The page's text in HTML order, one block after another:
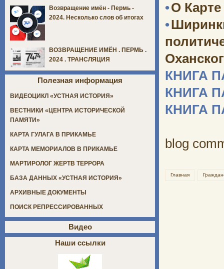
•О
•
КНИГА
КНИГА
КНИГА
blog
Главная
Возвращение имён - Пермь -
2024. Несколько слов об итогах
ВОЗВРАЩЕНИЕ ИМЁН . ПЕРМЬ .
2024 . ТРАНСЛЯЦИЯ
Полезная информация
ВИДЕОЦИКЛ «УСТНАЯ ИСТОРИЯ»
ВЕСТНИКИ «ЦЕНТРА ИСТОРИЧЕСКОЙ
ПАМЯТИ»
КАРТА ГУЛАГА В ПРИКАМЬЕ
КАРТА МЕМОРИАЛОВ В ПРИКАМЬЕ
МАРТИРОЛОГ ЖЕРТВ ТЕРРОРА
БАЗА ДАННЫХ «УСТНАЯ ИСТОРИЯ»
АРХИВНЫЕ ДОКУМЕНТЫ
ПОИСК РЕПРЕССИРОВАННЫХ
Видео
Наши ссылки